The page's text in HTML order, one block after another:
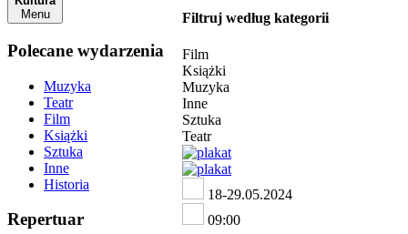
Menu
Polecane wydarzenia
Muzyka
Teatr
Film
Książki
Sztuka
Inne
Historia
Repertuar
Filtruj według kategorii
Film
Książki
Muzyka
Inne
Sztuka
Teatr
18-29.05.2024
09:00